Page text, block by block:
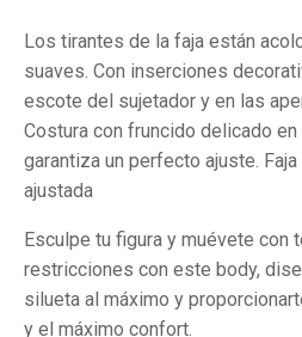
Los tirantes de la faja están
suaves. Con inserciones
escote del sujetador y en las
Costura con fruncido delicado
garantiza un perfecto ajuste.
ajustada
Esculpe tu figura y muévete con
restricciones con este body,
silueta al máximo y
y el máximo confort.